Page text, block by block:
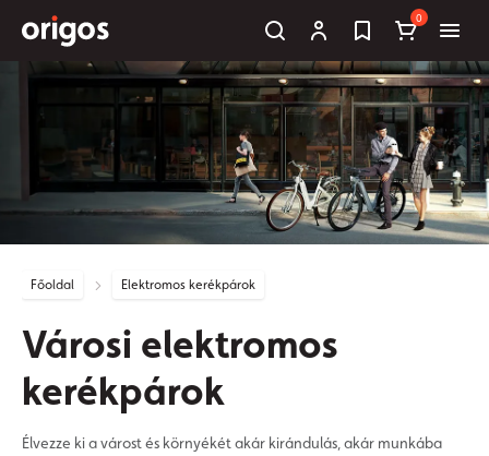
0
Főoldal Elektromos kerékpárok
Városi elektromos
kerékpárok
Élvezze ki a várost és környékét akár kirándulás, akár munkába